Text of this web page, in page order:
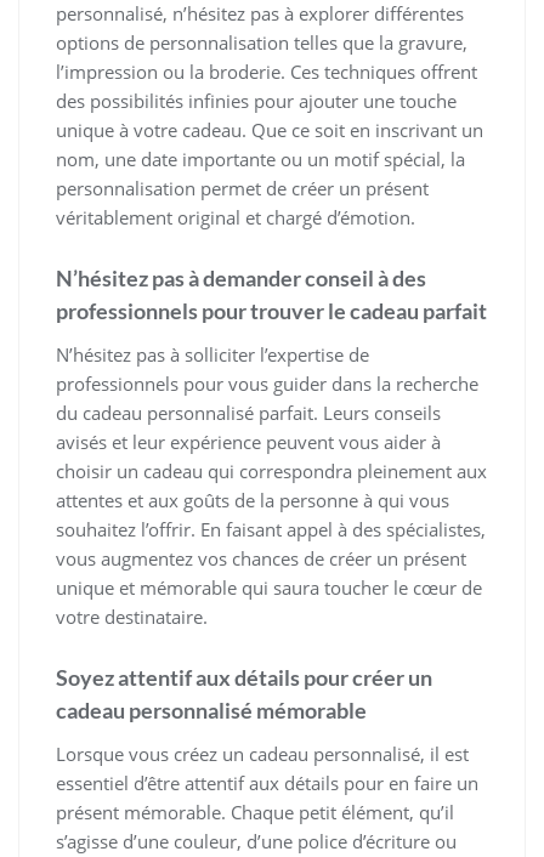
personnalisé, n’hésitez pas à explorer différentes
options de personnalisation telles que la gravure,
l’impression ou la broderie. Ces techniques offrent
des possibilités infinies pour ajouter une touche
unique à votre cadeau. Que ce soit en inscrivant un
nom, une date importante ou un motif spécial, la
personnalisation permet de créer un présent
véritablement original et chargé d’émotion.
N’hésitez pas à demander conseil à des
professionnels pour trouver le cadeau parfait
N’hésitez pas à solliciter l’expertise de
professionnels pour vous guider dans la recherche
du cadeau personnalisé parfait. Leurs conseils
avisés et leur expérience peuvent vous aider à
choisir un cadeau qui correspondra pleinement aux
attentes et aux goûts de la personne à qui vous
souhaitez l’offrir. En faisant appel à des spécialistes,
vous augmentez vos chances de créer un présent
unique et mémorable qui saura toucher le cœur de
votre destinataire.
Soyez attentif aux détails pour créer un
cadeau personnalisé mémorable
Lorsque vous créez un cadeau personnalisé, il est
essentiel d’être attentif aux détails pour en faire un
présent mémorable. Chaque petit élément, qu’il
s’agisse d’une couleur, d’une police d’écriture ou